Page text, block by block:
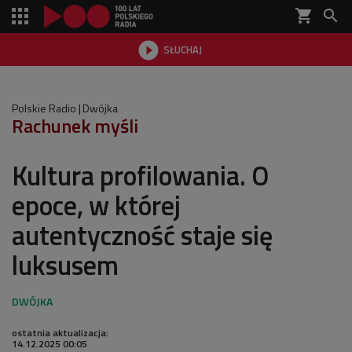
shopping_cart 
 SŁUCHAJ

Polskie Radio Dwójka
Rachunek myśli
Kultura profilowania. O
epoce, w której
autentyczność staje się
luksusem
ostatnia aktualizacja:
14.12.2025 00:05